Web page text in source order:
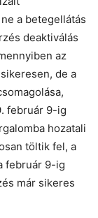
a betegellátás
deaktiválás
az
de a
február 9-ig
hozatali
töltik fel, a
február 9-ig
már sikeres